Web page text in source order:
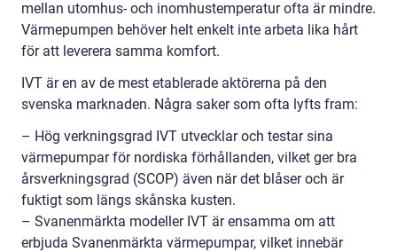
mellan utomhus- och inomhustemperatur ofta är mindre.
Värmepumpen behöver helt enkelt inte arbeta lika hårt
för att leverera samma komfort.
IVT är en av de mest etablerade aktörerna på den
svenska marknaden. Några saker som ofta lyfts fram:
– Hög verkningsgrad IVT utvecklar och testar sina
värmepumpar för nordiska förhållanden, vilket ger bra
årsverkningsgrad (SCOP) även när det blåser och är
fuktigt som längs skånska kusten.
– Svanenmärkta modeller IVT är ensamma om att
erbjuda Svanenmärkta värmepumpar, vilket innebär